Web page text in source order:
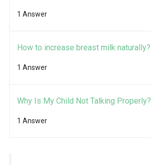
1 Answer
How to increase breast milk naturally?
1 Answer
Why Is My Child Not Talking Properly?
1 Answer